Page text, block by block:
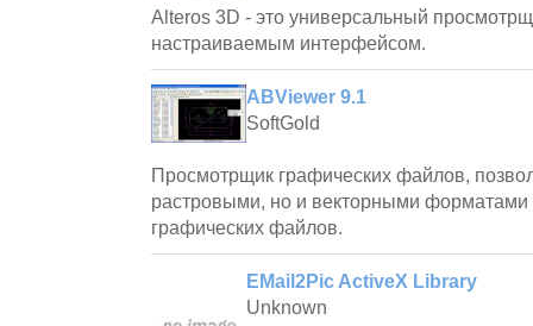
Alteros 3D - это универсальный
настраиваемым интерфейсом.
ABViewer 9.1
SoftGold
Просмотрщик графических файлов,
растровыми, но и векторными форматами
графических файлов.
EMail2Pic ActiveX Library
Unknown